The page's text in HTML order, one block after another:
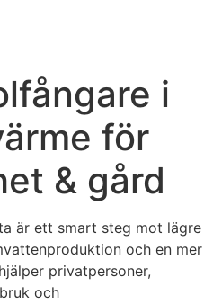
i
för
& gård
är ett smart steg mot lägre
och en mer
privatpersoner,
och